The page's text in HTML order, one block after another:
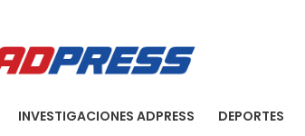
INVESTIGACIONES ADPRESS DEPORTES